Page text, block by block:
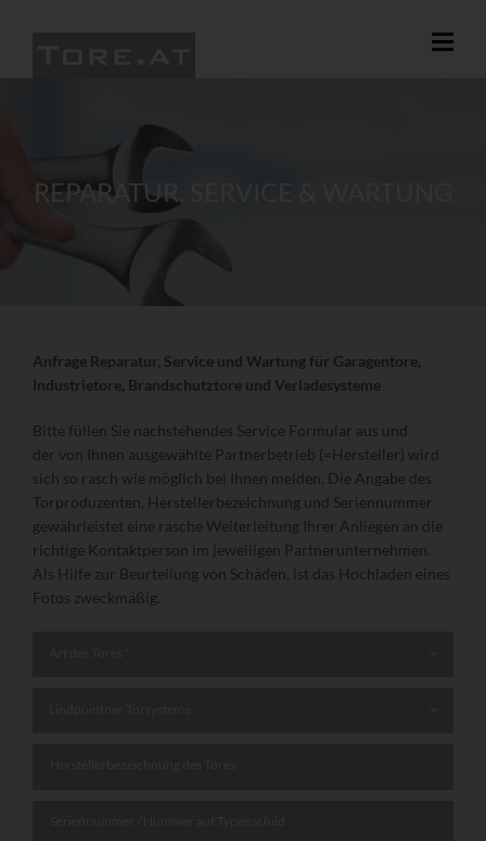
REPARATUR, SERVICE & WARTUNG
Anfrage Reparatur, Service und Wartung für Garagentore,
Industrietore, Brandschutztore und Verladesysteme
Bitte füllen Sie nachstehendes Service Formular aus und
der von Ihnen ausgewählte Partnerbetrieb (=Hersteller) wird
sich so rasch wie möglich bei Ihnen melden. Die Angabe des
Torproduzenten, Herstellerbezeichnung und Seriennummer
gewährleistet eine rasche Weiterleitung Ihrer Anliegen an die
richtige Kontaktperson im jeweiligen Partnerunternehmen.
Als Hilfe zur Beurteilung von Schäden, ist das Hochladen eines
Fotos zweckmäßig.